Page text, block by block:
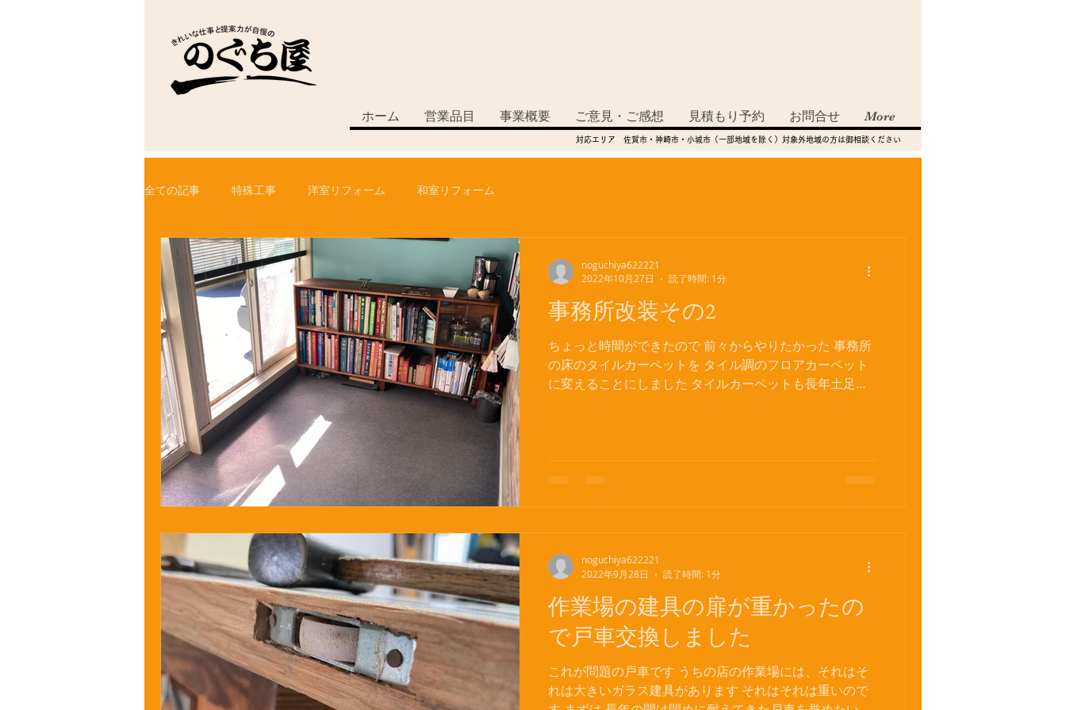
ホーム 営業品目 事業概要 ご意見・ご感想 見積もり予約 お問合せ More
対応エリア 佐賀市・神崎市・小城市（一部地域を除く）対象外地域の方は御相談ください
全ての記事 特殊工事 洋室リフォーム 和室リフォーム
事務所改装その2
ちょっと時間ができたので 前々からやりたかった 事務所
の床のタイルカーペットを タイル調のフロアカーペット
に変えることにしました タイルカーペットも長年土足で
noguchiya622221
2022年10月27日
読了時間: 1分
作業場の建具の扉が重かったの
で戸車交換しました
これが問題の戸車です うちの店の作業場には、それはそ
れは大きいガラス建具があります それはそれは重いので
noguchiya622221
2022年9月28日
読了時間: 1分